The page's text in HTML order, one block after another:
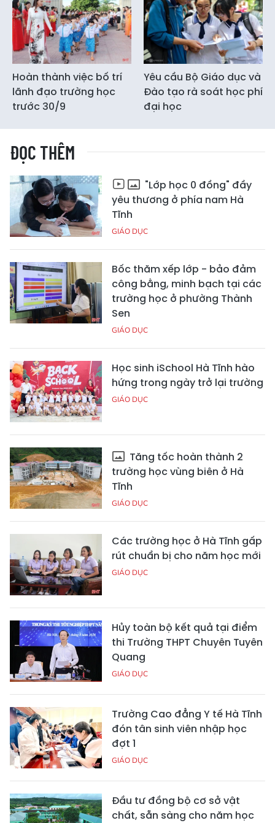
Hoàn thành việc bố trí
lãnh đạo trường học
trước 30/9
Yêu cầu Bộ Giáo dục và
Đào tạo rà soát học phí
đại học
ĐỌC THÊM
"Lớp học 0 đồng" đầy
yêu thương ở phía nam Hà
Tĩnh
GIÁO DỤC
Bốc thăm xếp lớp - bảo đảm
công bằng, minh bạch tại các
trường học ở phường Thành
Sen
GIÁO DỤC
Học sinh iSchool Hà Tĩnh hào
hứng trong ngày trở lại trường
GIÁO DỤC
Tăng tốc hoàn thành 2
trường học vùng biên ở Hà
Tĩnh
GIÁO DỤC
Các trường học ở Hà Tĩnh gấp
rút chuẩn bị cho năm học mới
GIÁO DỤC
Hủy toàn bộ kết quả tại điểm
thi Trường THPT Chuyên Tuyên
Quang
GIÁO DỤC
Trường Cao đẳng Y tế Hà Tĩnh
đón tân sinh viên nhập học
đợt 1
GIÁO DỤC
Đầu tư đồng bộ cơ sở vật
chất, sẵn sàng cho năm học